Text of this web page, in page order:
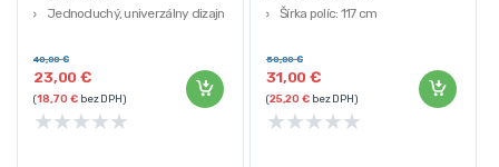
Jednoduchý, univerzálny dizajn
23,00€
40,00€
(18,70€bez DPH)
★★★★★
Šírka políc: 117 cm
konštrukcia
31,00€
50,00€
(25,20€bez DPH)
★★★★★